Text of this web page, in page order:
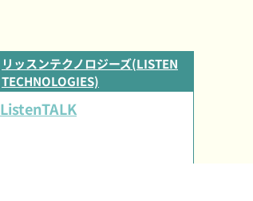
リッスンテクノロジーズ(LISTEN
TECHNOLOGIES)
ListenTALK